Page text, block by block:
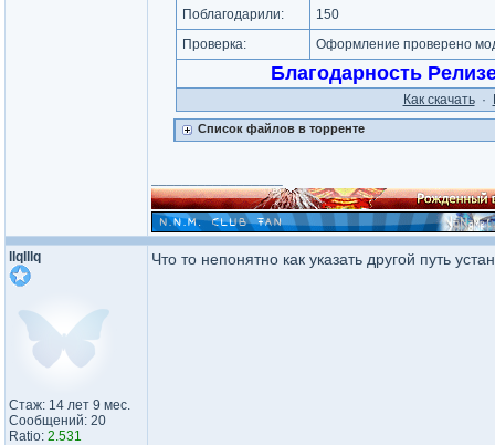
Поблагодарили:
150
Проверка:
Оформление проверено
Благодарность
Как cкачать·
Список файлов в торренте
llqlllq
Стаж: 14 лет 9 мес.
Сообщений: 20
Ratio: 2.531
Что то непонятно как указать другой путь